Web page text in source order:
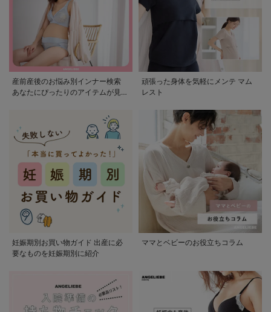
産前産後のお悩み別インナー検索
あなたにぴったりのアイテムが見つ
頑張った身体を気軽にメンテ マム
レスト
妊娠期別お買い物ガイド 出産に必
要なものを妊娠期別に紹介
ママとベビーのお役立ちコラム